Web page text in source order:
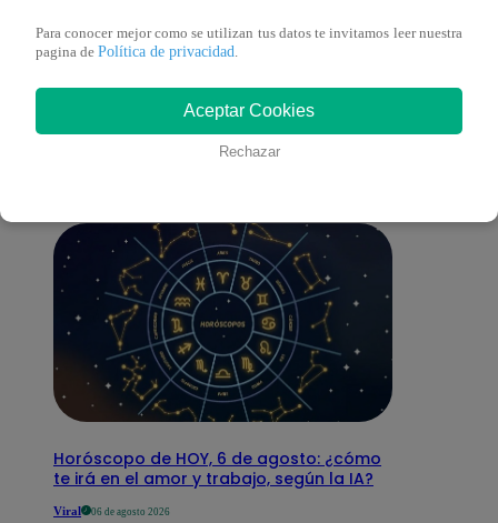
También te puede
interesar
Horóscopo de HOY, 6 de agosto: ¿cómo
te irá en el amor y trabajo, según la IA?
Viral 06 de agosto 2026
Para conocer mejor como se utilizan tus datos te invitamos leer nuestra
pagina de Política de privacidad.
Aceptar Cookies
Rechazar